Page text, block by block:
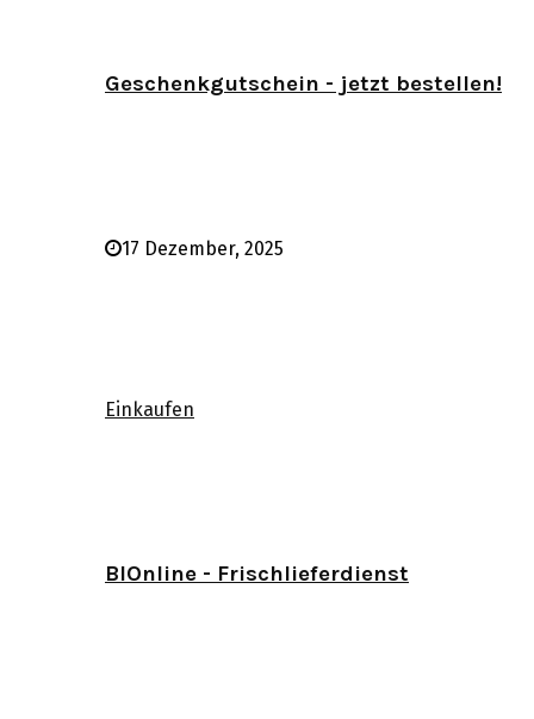
Geschenkgutschein - jetzt bestellen!
17 Dezember, 2025
Einkaufen
BIOnline - Frischlieferdienst